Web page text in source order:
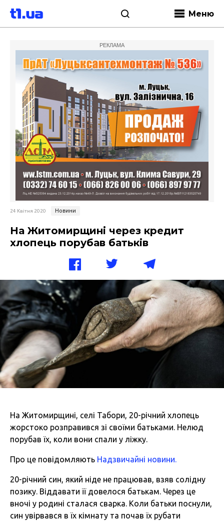
Меню
РЕКЛАМА
24 Квітня 2020 Новини
На Житомирщині через кредит
хлопець порубав батьків
На Житомирщині, селі Табори, 20-річний хлопець
жорстоко розправився зі своїми батьками. Нелюд
порубав їх, коли вони спали у ліжку.
Про це повідомляють Надзвичайні новини.
20-річний син, який ніде не працював, взяв солідну
позику. Віддавати її довелося батькам. Через це
вночі у родині сталася сварка. Коли батьки поснули,
син увірвався в їх кімнату та почав їх рубати